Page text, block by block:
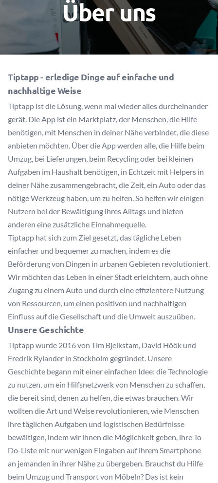
Über uns
Tiptapp - erledige Dinge auf einfache und
nachhaltige Weise
Tiptapp ist die Lösung, wenn mal wieder alles durcheinander
gerät. Die App ist ein Marktplatz, der Menschen, die Hilfe
benötigen, mit Menschen in deiner Nähe verbindet, die diese
anbieten möchten. Über die App werden alle, die Hilfe beim
Umzug, bei Lieferungen, beim Recycling oder bei kleinen
Aufgaben im Haushalt benötigen, in Echtzeit mit Helpers in
deiner Nähe zusammengebracht, die Zeit, ein Auto oder das
nötige Werkzeug haben, um zu helfen. So helfen wir einigen
Nutzern bei der Bewältigung ihres Alltags und bieten
anderen eine zusätzliche Einnahmequelle.
Tiptapp hat sich zum Ziel gesetzt, das tägliche Leben
einfacher und bequemer zu machen, indem es die
Beförderung von Dingen in urbanen Gebieten revolutioniert.
Wir möchten das Leben in einer Stadt erleichtern, auch ohne
Zugang zu einem Auto und durch eine effizientere Nutzung
von Ressourcen, um einen positiven und nachhaltigen
Einfluss auf die Gesellschaft und die Umwelt auszuüben.
Unsere Geschichte
Tiptapp wurde 2016 von Tim Bjelkstam, David Höök und
Fredrik Rylander in Stockholm gegründet. Unsere
Geschichte begann mit einer einfachen Idee: die Technologie
zu nutzen, um ein Hilfsnetzwerk von Menschen zu schaffen,
die bereit sind, denen zu helfen, die etwas brauchen. Wir
wollten die Art und Weise revolutionieren, wie Menschen
ihre täglichen Aufgaben und logistischen Bedürfnisse
bewältigen, indem wir ihnen die Möglichkeit geben, ihre To-
Do-Liste mit nur wenigen Eingaben auf ihrem Smartphone
an jemanden in ihrer Nähe zu übergeben. Brauchst du Hilfe
beim Umzug und Transport von Möbeln? Das ist kein